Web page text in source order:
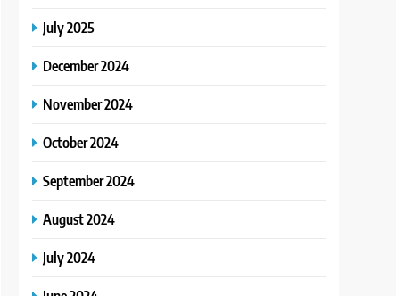
July 2025
December 2024
November 2024
October 2024
September 2024
August 2024
July 2024